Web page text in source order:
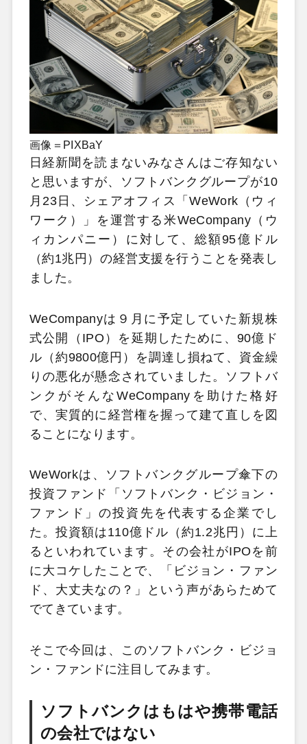
画像＝PIXBaY
日経新聞を読まないみなさんはご存知ない
と思いますが、ソフトバンクグループが10
月23日、シェアオフィス「WeWork（ウィ
ワーク）」を運営する米WeCompany（ウ
ィカンパニー）に対して、総額95億ドル
（約1兆円）の経営支援を行うことを発表し
ました。
WeCompanyは９月に予定していた新規株
式公開（IPO）を延期したために、90億ド
ル（約9800億円）を調達し損ねて、資金繰
りの悪化が懸念されていました。ソフトバ
ンクがそんなWeCompanyを助けた格好
で、実質的に経営権を握って建て直しを図
ることになります。
WeWorkは、ソフトバンクグループ傘下の
投資ファンド「ソフトバンク・ビジョン・
ファンド」の投資先を代表する企業でし
た。投資額は110億ドル（約1.2兆円）に上
るといわれています。その会社がIPOを前
に大コケしたことで、「ビジョン・ファン
ド、大丈夫なの？」という声があらためて
でてきています。
そこで今回は、このソフトバンク・ビジョ
ン・ファンドに注目してみます。
ソフトバンクはもはや携帯電話
の会社ではない